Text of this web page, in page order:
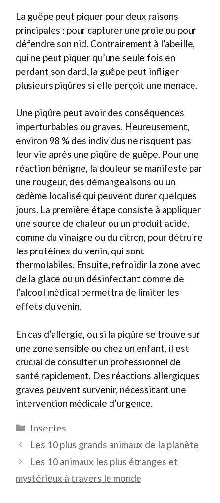
La guêpe peut piquer pour deux raisons
principales : pour capturer une proie ou pour
défendre son nid. Contrairement à l’abeille,
qui ne peut piquer qu’une seule fois en
perdant son dard, la guêpe peut infliger
plusieurs piqûres si elle perçoit une menace.
Une piqûre peut avoir des conséquences
imperturbables ou graves. Heureusement,
environ 98 % des individus ne risquent pas
leur vie après une piqûre de guêpe. Pour une
réaction bénigne, la douleur se manifeste par
une rougeur, des démangeaisons ou un
œdème localisé qui peuvent durer quelques
jours. La première étape consiste à appliquer
une source de chaleur ou un produit acide,
comme du vinaigre ou du citron, pour détruire
les protéines du venin, qui sont
thermolabiles. Ensuite, refroidir la zone avec
de la glace ou un désinfectant comme de
l’alcool médical permettra de limiter les
effets du venin.
En cas d’allergie, ou si la piqûre se trouve sur
une zone sensible ou chez un enfant, il est
crucial de consulter un professionnel de
santé rapidement. Des réactions allergiques
graves peuvent survenir, nécessitant une
intervention médicale d’urgence.
Catégories
Insectes
Les 10 plus grands animaux de la planète
Les 10 animaux les plus étranges et
mystérieux à travers le monde